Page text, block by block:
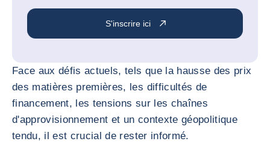
S'inscrire ici
Face aux défis actuels, tels que la hausse des prix
des matières premières, les difficultés de
financement, les tensions sur les chaînes
d'approvisionnement et un contexte géopolitique
tendu, il est crucial de rester informé.